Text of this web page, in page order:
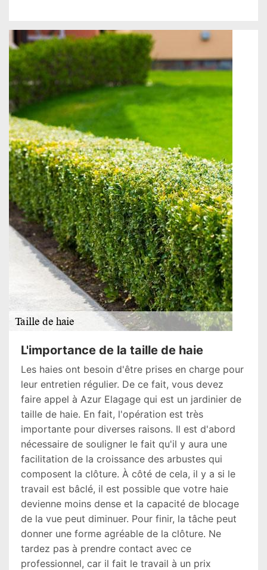
L'importance de la taille de haie
Les haies ont besoin d'être prises en charge pour
leur entretien régulier. De ce fait, vous devez
faire appel à Azur Elagage qui est un jardinier de
taille de haie. En fait, l'opération est très
importante pour diverses raisons. Il est d'abord
nécessaire de souligner le fait qu'il y aura une
facilitation de la croissance des arbustes qui
composent la clôture. À côté de cela, il y a si le
travail est bâclé, il est possible que votre haie
devienne moins dense et la capacité de blocage
de la vue peut diminuer. Pour finir, la tâche peut
donner une forme agréable de la clôture. Ne
tardez pas à prendre contact avec ce
professionnel, car il fait le travail à un prix